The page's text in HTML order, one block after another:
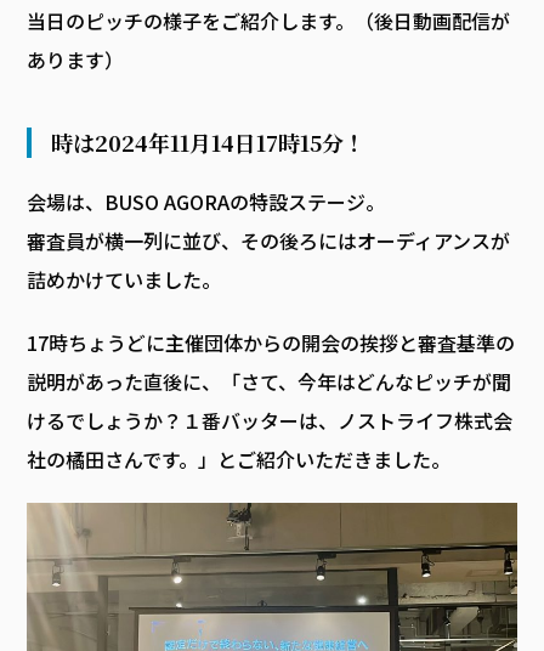
当日のピッチの様子をご紹介します。（後日動画配信が
あります）
時は2024年11月14日17時15分！
会場は、BUSO AGORAの特設ステージ。
審査員が横一列に並び、その後ろにはオーディアンスが
詰めかけていました。
17時ちょうどに主催団体からの開会の挨拶と審査基準の
説明があった直後に、「さて、今年はどんなピッチが聞
けるでしょうか？１番バッターは、ノストライフ株式会
社の橘田さんです。」とご紹介いただきました。